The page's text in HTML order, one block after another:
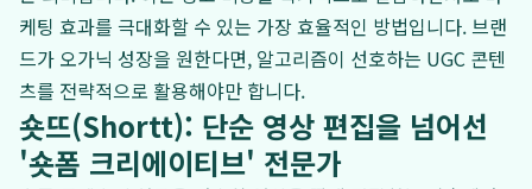
케팅 효과를 극대화할 수 있는 가장 효율적인 방법입니다. 브랜
드가 오가닉 성장을 원한다면, 알고리즘이 선호하는 UGC 콘텐
츠를 전략적으로 활용해야만 합니다.
숏뜨(Shortt): 단순 영상 편집을 넘어선
'숏폼 크리에이티브' 전문가